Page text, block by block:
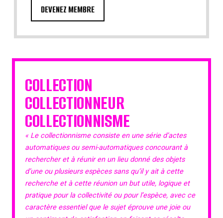
DEVENEZ MEMBRE
COLLECTION
COLLECTIONNEUR
COLLECTIONNISME
« Le collectionnisme consiste en une série d’actes
automatiques ou semi-automatiques concourant à
rechercher et à réunir en un lieu donné des objets
d’une ou plusieurs espèces sans qu’il y ait à cette
recherche et à cette réunion un but utile, logique et
pratique pour la collectivité ou pour l’espèce, avec ce
caractère essentiel que le sujet éprouve une joie ou